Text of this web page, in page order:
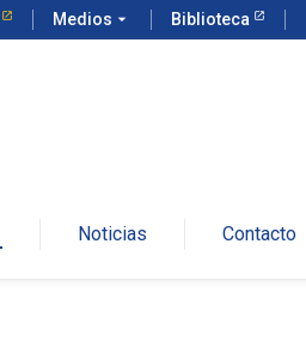
Medios arrow_drop_down Biblioteca
Noticias Contacto